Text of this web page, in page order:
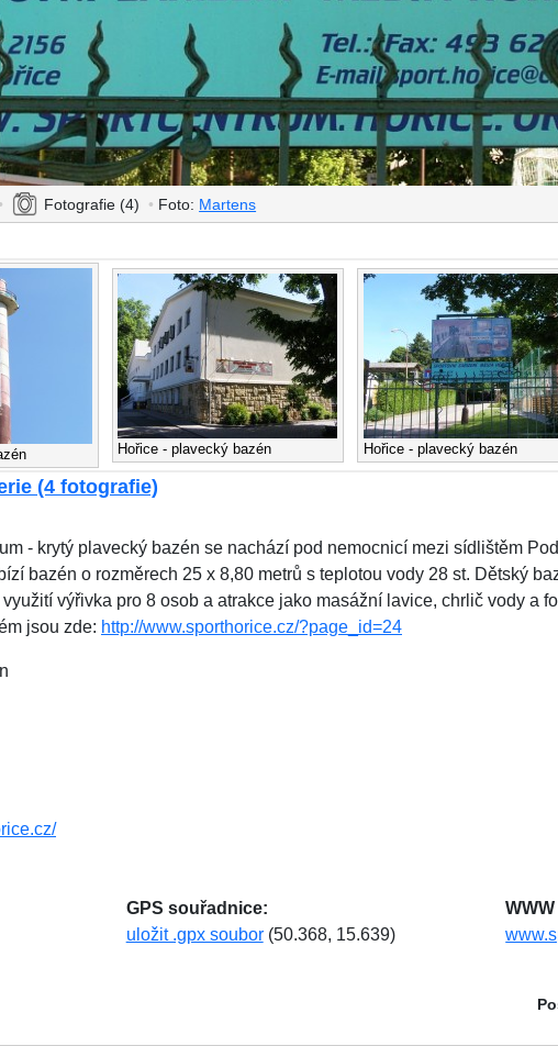
• Fotografie (4) • Foto: Martens
Hořice - plavecký bazén Hořice - plavecký bazén
(4 fotografie)
- krytý plavecký bazén se nachází pod nemocnicí mezi sídlištěm
bazén o rozměrech 25 x 8,80 metrů s teplotou vody 28 st. Dětský
výřivka pro 8 osob a atrakce jako masážní lavice, chrlič vody a
jsou zde: http://www.sporthorice.cz/?page_id=24
GPS souřadnice:
uložit .gpx soubor(50.368, 15.639)